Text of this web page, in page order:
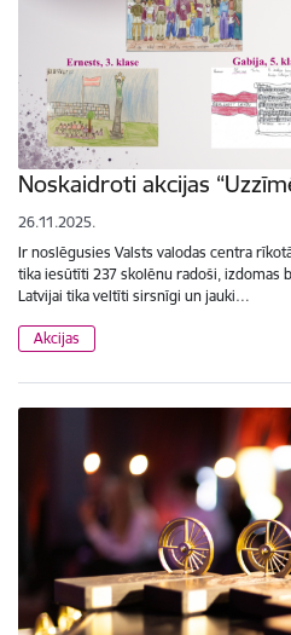
Noskaidroti akcijas
26.11.2025.
Ir noslēgusies Valsts valodas centra
tika iesūtīti 237 skolēnu radoši, izdomas
Latvijai tika veltīti sirsnīgi un jauki…
Akcijas